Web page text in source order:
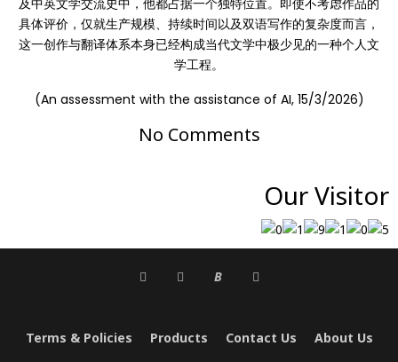
及中英文学交流史中，他都占据一个独特位置。即使不考虑作品的
具体评价，仅就生产规模、持续时间以及双语写作的复杂度而言，
这一创作与翻译体系本身已经构成当代文学中极少见的一种个人文
学工程。
(An assessment with the assistance of AI, 15/3/2026)
No Comments
Our Visitor
B
Terms & Policies Products Contact Us About Us